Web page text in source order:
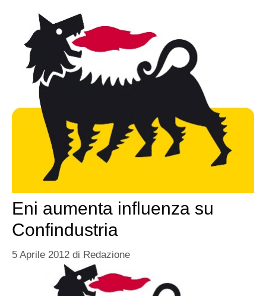
Eni aumenta influenza su
Confindustria
5 Aprile 2012 di Redazione